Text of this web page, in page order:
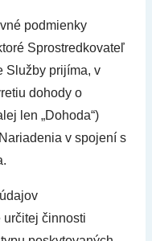
podmienky
Sprostredkovateľ
Služby prijíma, v
dohody o
len „Dohoda“)
v spojení s
činnosti